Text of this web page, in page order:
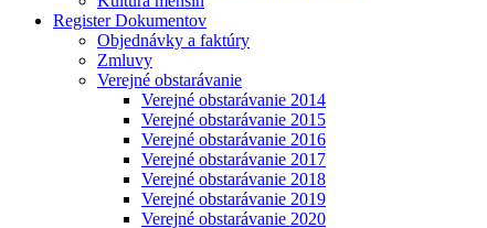
Register Dokumentov
Objednávky a faktúry
Zmluvy
Verejné obstarávanie
Verejné obstarávanie 2014
Verejné obstarávanie 2015
Verejné obstarávanie 2016
Verejné obstarávanie 2017
Verejné obstarávanie 2018
Verejné obstarávanie 2019
Verejné obstarávanie 2020